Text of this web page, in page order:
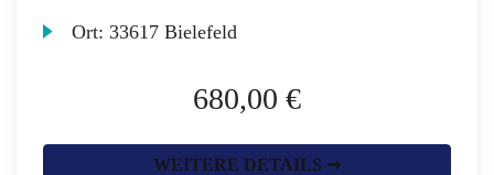
Ort:33617 Bielefeld
680,00 €
WEITERE DETAILS ➞